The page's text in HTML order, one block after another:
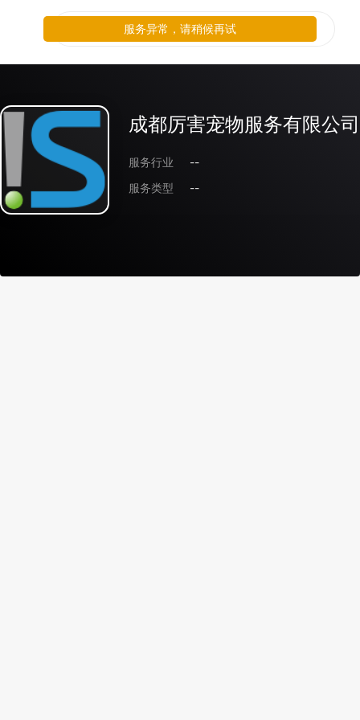
成都厉害宠物服务有限公司
服务行业
--
服务类型
--
服务异常，请稍候再试